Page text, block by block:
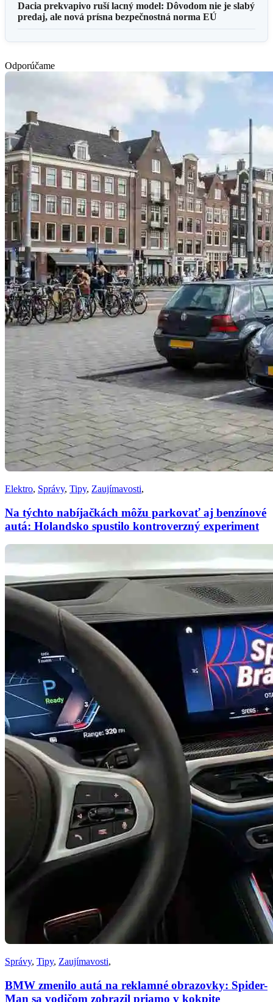
Dacia prekvapivo ruší lacný model: Dôvodom nie je slabý
predaj, ale nová prísna bezpečnostná norma EÚ
Odporúčame
Elektro, Správy, Tipy, Zaujímavosti,
Na týchto nabíjačkách môžu parkovať aj benzínové
autá: Holandsko spustilo kontroverzný experiment
Správy, Tipy, Zaujímavosti,
BMW zmenilo autá na reklamné obrazovky: Spider-
Man sa vodičom zobrazil priamo v kokpite